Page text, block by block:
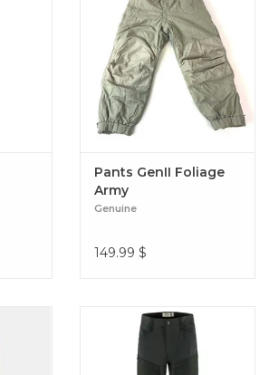
Pants GenII Foliage
Army
Genuine
149.99 $